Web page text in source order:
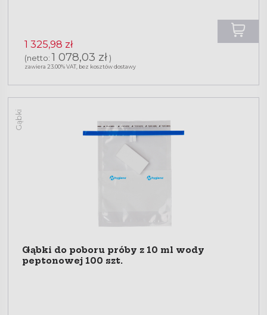
1 325,98 zł
(netto: 1 078,03 zł)
zawiera 23.00% VAT, bez kosztów dostawy
Gąbki do poboru próby z 10 ml wody
peptonowej 100 szt.
Gąbki